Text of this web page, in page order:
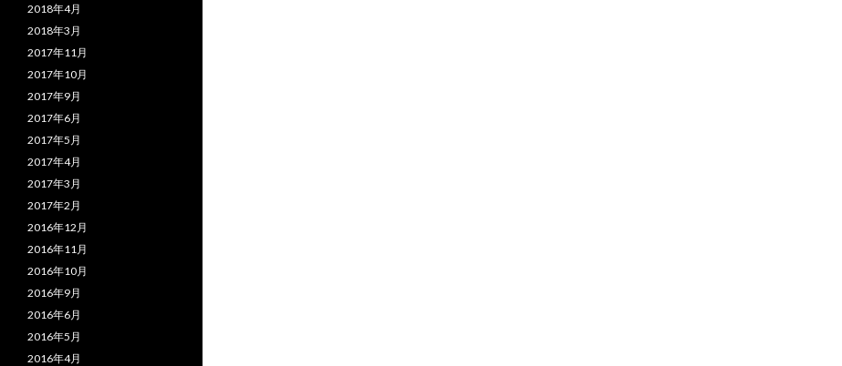
2018年4月
2018年3月
2017年11月
2017年10月
2017年9月
2017年6月
2017年5月
2017年4月
2017年3月
2017年2月
2016年12月
2016年11月
2016年10月
2016年9月
2016年6月
2016年5月
2016年4月